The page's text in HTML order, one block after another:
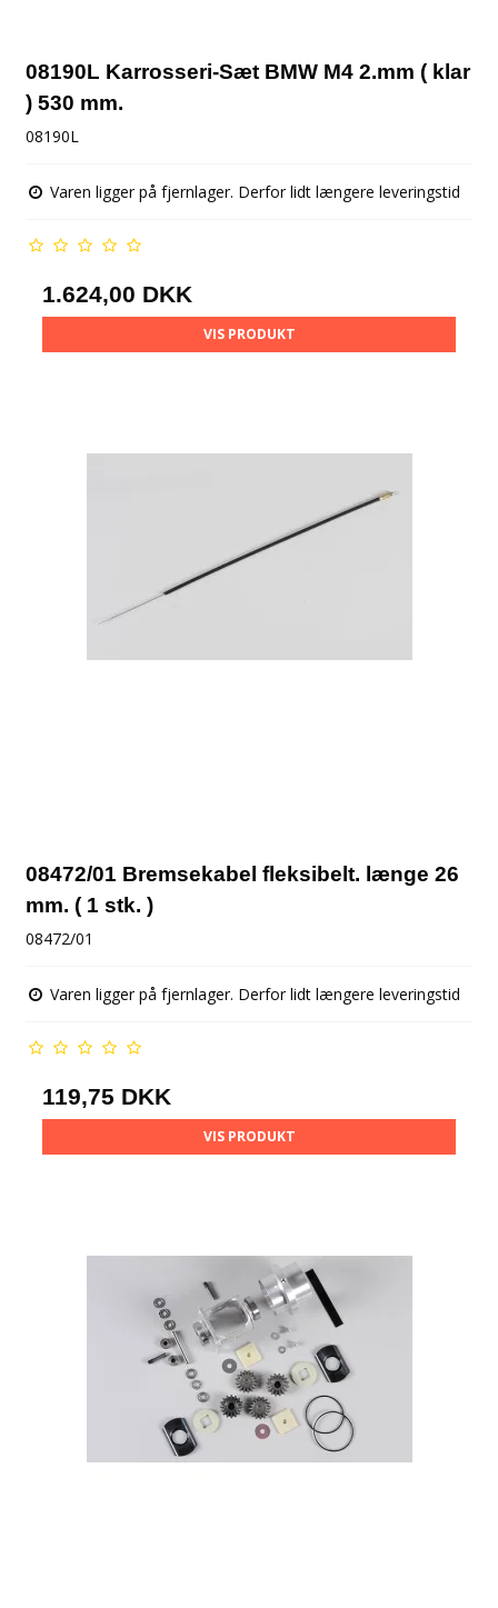
08190L Karrosseri-Sæt BMW M4 2.mm ( klar
) 530 mm.
08190L
Varen ligger på fjernlager. Derfor lidt længere leveringstid
1.624,00 DKK
VIS PRODUKT
08472/01 Bremsekabel fleksibelt. længe 26
mm. ( 1 stk. )
08472/01
Varen ligger på fjernlager. Derfor lidt længere leveringstid
119,75 DKK
VIS PRODUKT